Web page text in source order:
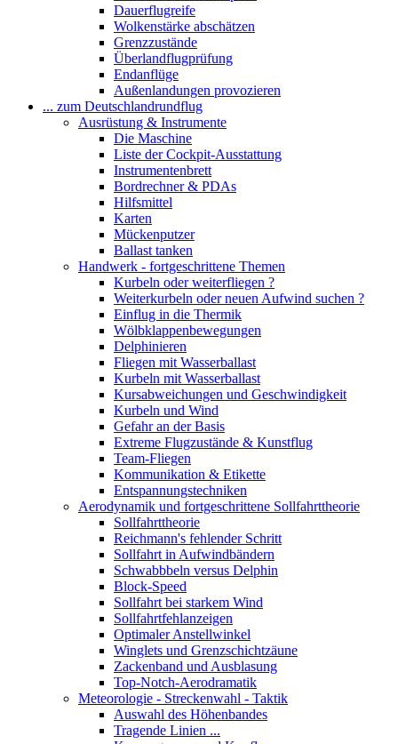
Dauerflugreife
Wolkenstärke abschätzen
Grenzzustände
Überlandflugprüfung
Endanflüge
Außenlandungen provozieren
... zum Deutschlandrundflug
Ausrüstung & Instrumente
Die Maschine
Liste der Cockpit-Ausstattung
Instrumentenbrett
Bordrechner & PDAs
Hilfsmittel
Karten
Mückenputzer
Ballast tanken
Handwerk - fortgeschrittene Themen
Kurbeln oder weiterfliegen ?
Weiterkurbeln oder neuen Aufwind suchen ?
Einflug in die Thermik
Wölbklappenbewegungen
Delphinieren
Fliegen mit Wasserballast
Kurbeln mit Wasserballast
Kursabweichungen und Geschwindigkeit
Kurbeln und Wind
Gefahr an der Basis
Extreme Flugzustände & Kunstflug
Team-Fliegen
Kommunikation & Etikette
Entspannungstechniken
Aerodynamik und fortgeschrittene Sollfahrttheorie
Sollfahrttheorie
Reichmann's fehlender Schritt
Sollfahrt in Aufwindbändern
Schwabbbeln versus Delphin
Block-Speed
Sollfahrt bei starkem Wind
Sollfahrtfehlanzeigen
Optimaler Anstellwinkel
Winglets und Grenzschichtzäune
Zackenband und Ausblasung
Top-Notch-Aerodramatik
Meteorologie - Streckenwahl - Taktik
Auswahl des Höhenbandes
Tragende Linien ...